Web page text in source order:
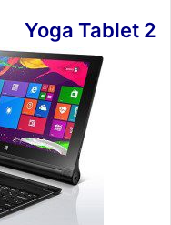
Yoga Tablet 2